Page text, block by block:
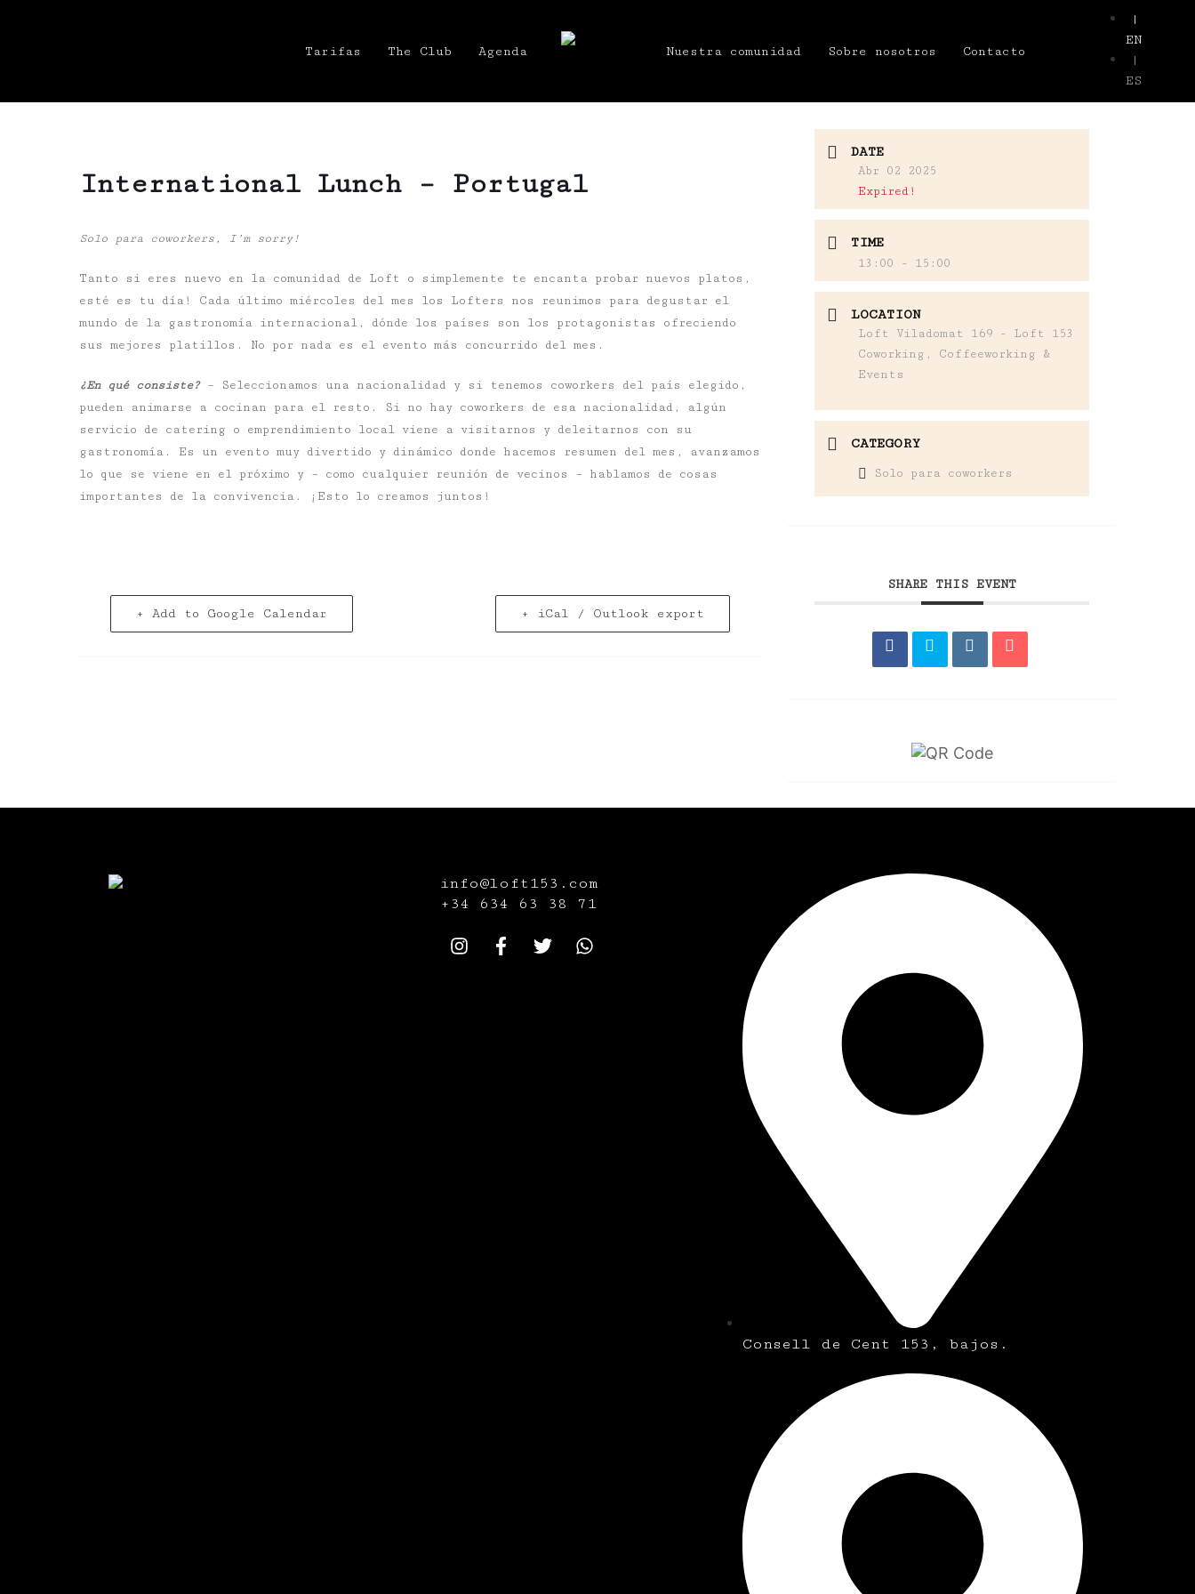
Tarifas The Club Agenda Nuestra comunidad Sobre nosotros Contacto
|
EN
|
ES
International Lunch – Portugal
Solo para coworkers, I’m sorry!
Tanto si eres nuevo en la comunidad de Loft o simplemente te encanta probar nuevos platos,
esté es tu día! Cada último miércoles del mes los Lofters nos reunimos para degustar el
mundo de la gastronomía internacional, dónde los países son los protagonistas ofreciendo
sus mejores platillos. No por nada es el evento más concurrido del mes.
¿En qué consiste?– Seleccionamos una nacionalidad y si tenemos coworkers del país elegido,
pueden animarse a cocinan para el resto. Si no hay coworkers de esa nacionalidad, algún
servicio de catering o emprendimiento local viene a visitarnos y deleitarnos con su
gastronomía. Es un evento muy divertido y dinámico donde hacemos resumen del mes, avanzamos
lo que se viene en el próximo y – como cualquier reunión de vecinos – hablamos de cosas
importantes de la convivencia. ¡Esto lo creamos juntos!
+ Add to Google Calendar + iCal / Outlook export
DATE
Abr 02 2025
Expired!
TIME
13:00 - 15:00
LOCATION
Loft Viladomat 169 - Loft 153
Coworking, Coffeeworking &
Events
CATEGORY
Solo para coworkers
SHARE THIS EVENT
info@loft153.com
+34 634 63 38 71
Consell de Cent 153, bajos.